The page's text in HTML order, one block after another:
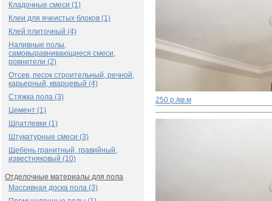
Кладочные смеси (1)
Клеи для ячеистых блоков (1)
Клей плиточный (4)
Наливные полы,
самовыравнивающиеся смеси,
ровнители (2)
Отсев, песок строительный, речной,
карьерный, кварцевый (4)
Стяжка пола (3)
Цемент (1)
Шпатлевки (1)
Штукатурные смеси (3)
Щебень гранитный, гравийный,
известняковый (10)
Отделочные материалы для пола
Массивная доска пола (3)
250 р./кв.м